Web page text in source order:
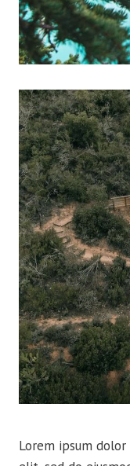
Lorem ipsum